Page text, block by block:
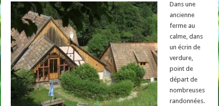
Dans une
ancienne
ferme au
calme, dans
un écrin de
verdure,
point de
départ de
nombreuses
randonnées.